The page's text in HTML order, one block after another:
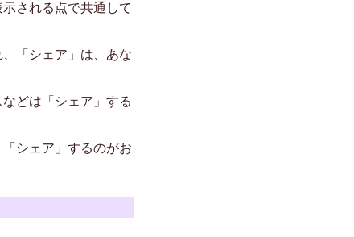
される点で共通して
「シェア」は、あな
どは「シェア」する
シェア」するのがお